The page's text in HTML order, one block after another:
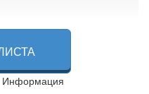
Информация